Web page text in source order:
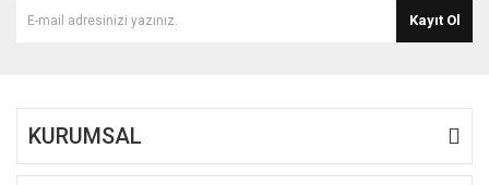
Ürün fiyatı diğer sitelerden daha pahalı.
Kayıt Ol
KURUMSAL